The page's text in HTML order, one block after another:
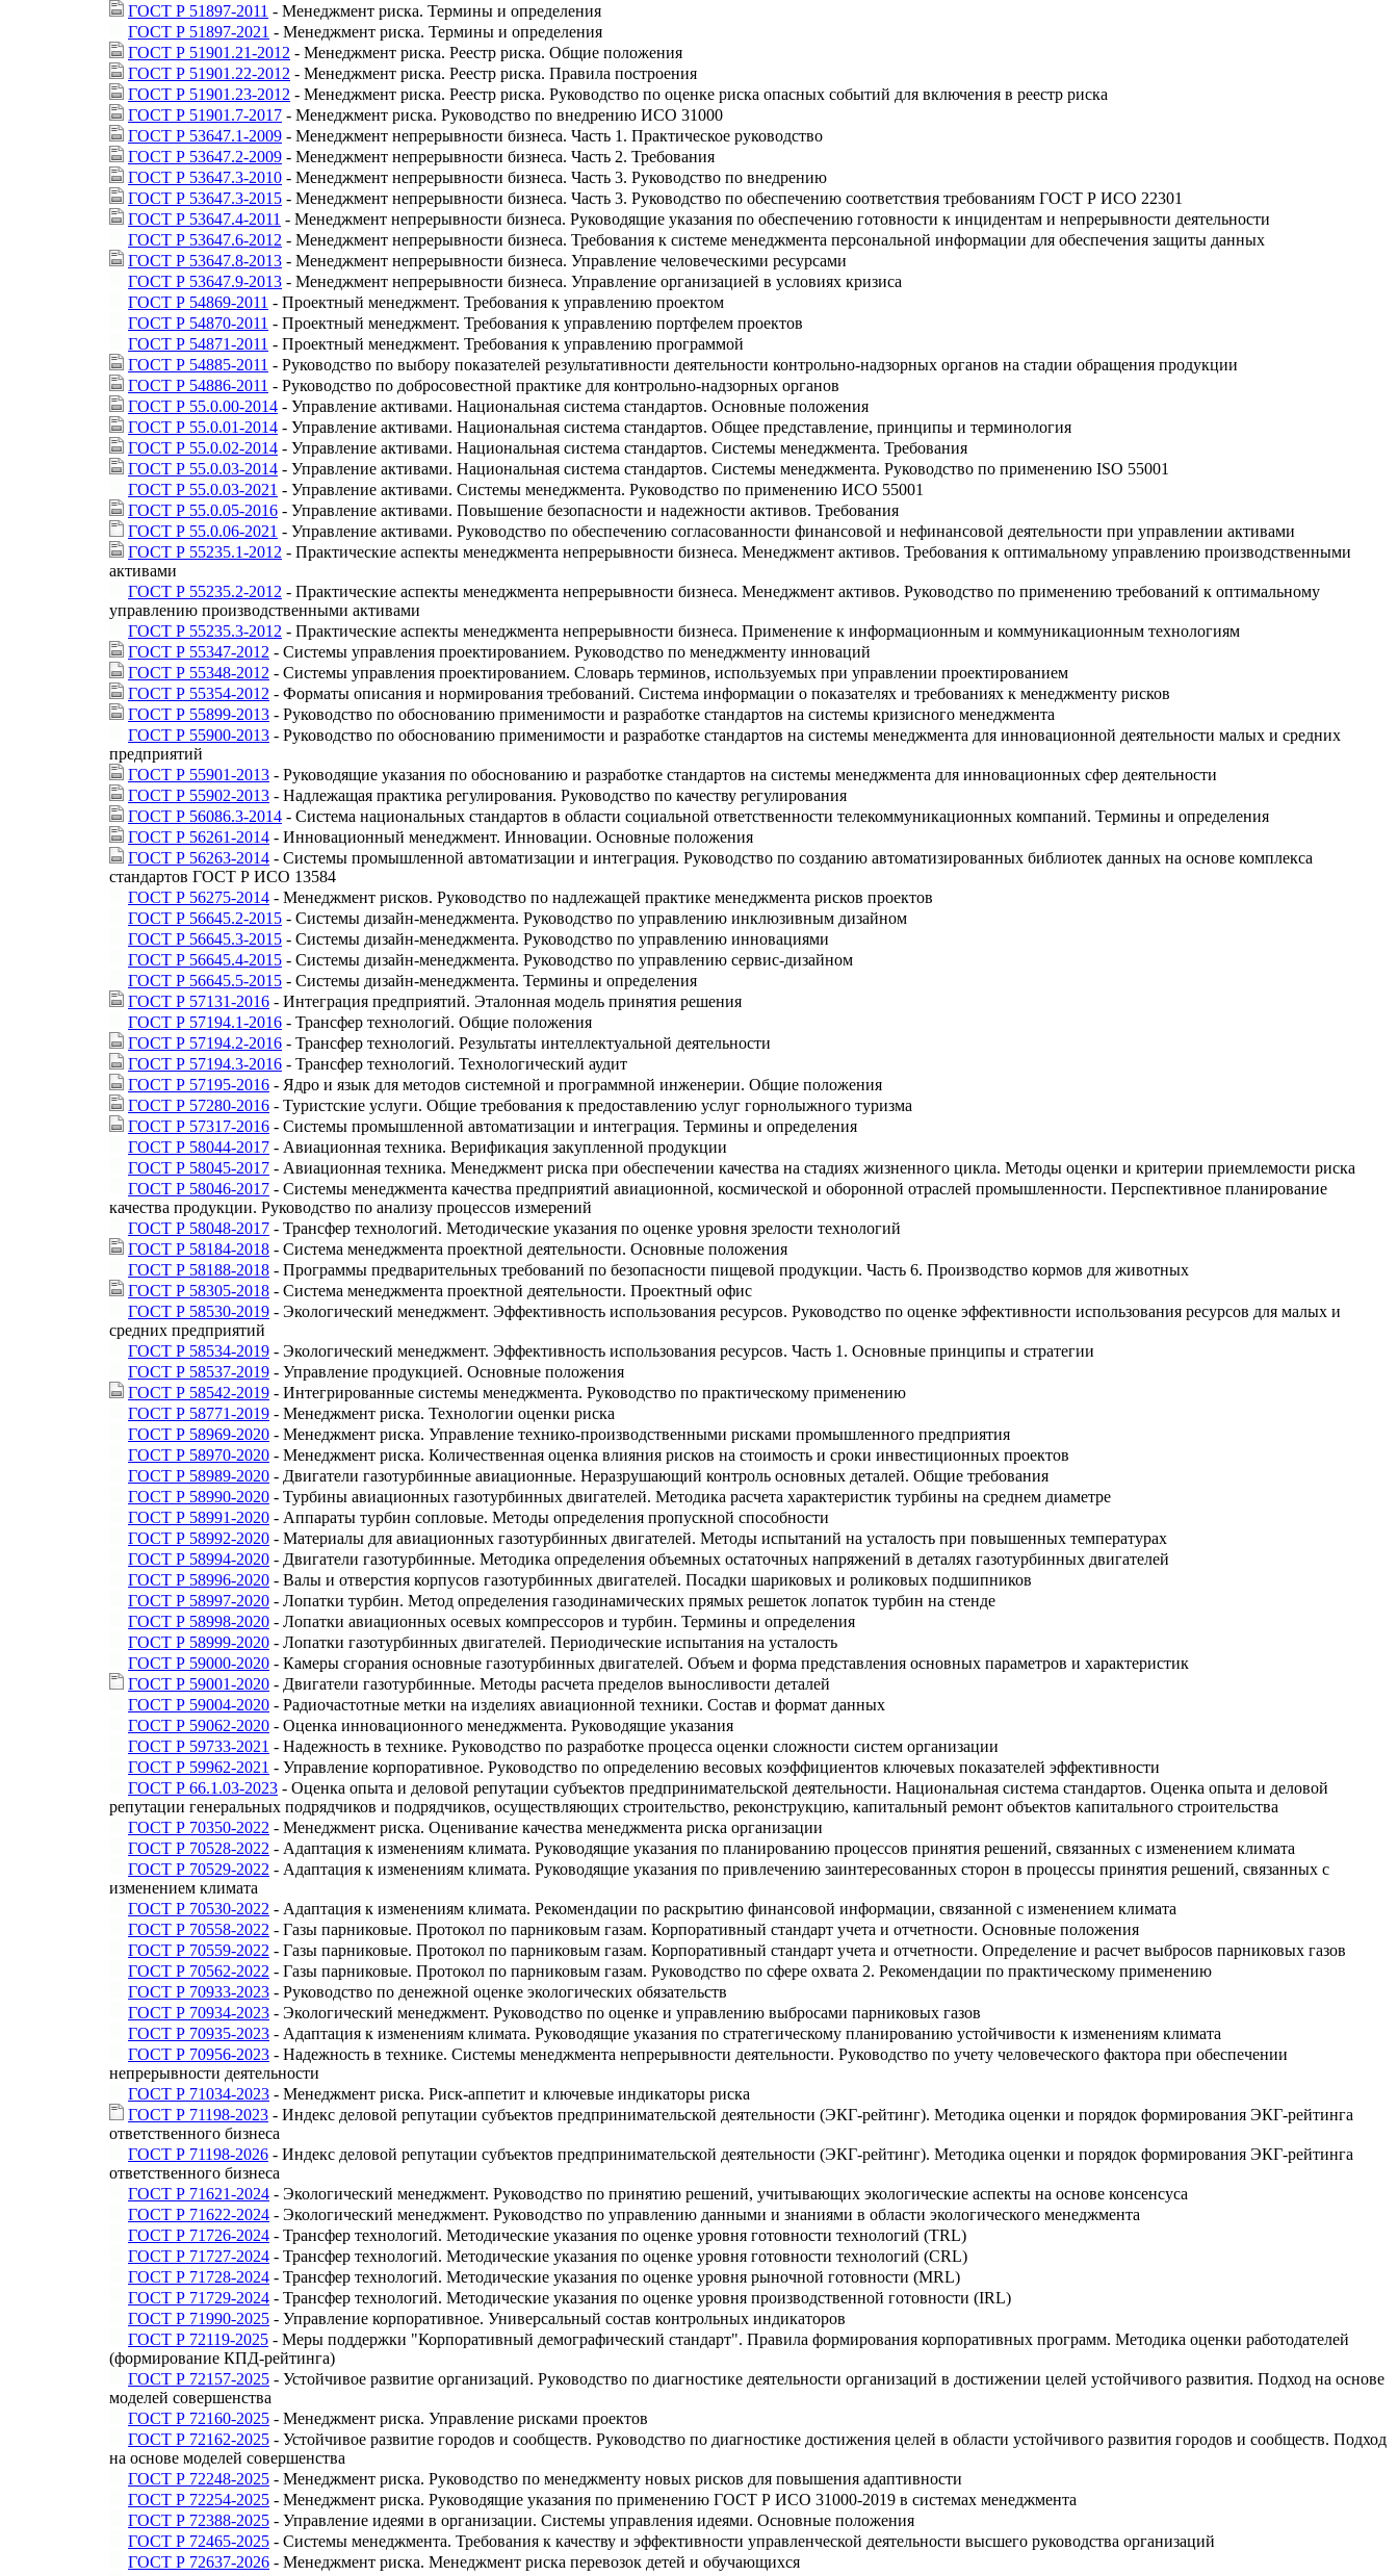
ГОСТ Р 51897-2011 - Менеджмент риска. Термины и определения
ГОСТ Р 51897-2021 - Менеджмент риска. Термины и определения
ГОСТ Р 51901.21-2012 - Менеджмент риска. Реестр риска. Общие положения
ГОСТ Р 51901.22-2012 - Менеджмент риска. Реестр риска. Правила построения
ГОСТ Р 51901.23-2012 - Менеджмент риска. Реестр риска. Руководство по оценке риска опасных событий для включения в реестр риска
ГОСТ Р 51901.7-2017 - Менеджмент риска. Руководство по внедрению ИСО 31000
ГОСТ Р 53647.1-2009 - Менеджмент непрерывности бизнеса. Часть 1. Практическое руководство
ГОСТ Р 53647.2-2009 - Менеджмент непрерывности бизнеса. Часть 2. Требования
ГОСТ Р 53647.3-2010 - Менеджмент непрерывности бизнеса. Часть 3. Руководство по внедрению
ГОСТ Р 53647.3-2015 - Менеджмент непрерывности бизнеса. Часть 3. Руководство по обеспечению соответствия требованиям ГОСТ Р ИСО 22301
ГОСТ Р 53647.4-2011 - Менеджмент непрерывности бизнеса. Руководящие указания по обеспечению готовности к инцидентам и непрерывности деятельности
ГОСТ Р 53647.6-2012 - Менеджмент непрерывности бизнеса. Требования к системе менеджмента персональной информации для обеспечения защиты данных
ГОСТ Р 53647.8-2013 - Менеджмент непрерывности бизнеса. Управление человеческими ресурсами
ГОСТ Р 53647.9-2013 - Менеджмент непрерывности бизнеса. Управление организацией в условиях кризиса
ГОСТ Р 54869-2011 - Проектный менеджмент. Требования к управлению проектом
ГОСТ Р 54870-2011 - Проектный менеджмент. Требования к управлению портфелем проектов
ГОСТ Р 54871-2011 - Проектный менеджмент. Требования к управлению программой
ГОСТ Р 54885-2011 - Руководство по выбору показателей результативности деятельности контрольно-надзорных органов на стадии обращения продукции
ГОСТ Р 54886-2011 - Руководство по добросовестной практике для контрольно-надзорных органов
ГОСТ Р 55.0.00-2014 - Управление активами. Национальная система стандартов. Основные положения
ГОСТ Р 55.0.01-2014 - Управление активами. Национальная система стандартов. Общее представление, принципы и терминология
ГОСТ Р 55.0.02-2014 - Управление активами. Национальная система стандартов. Системы менеджмента. Требования
ГОСТ Р 55.0.03-2014 - Управление активами. Национальная система стандартов. Системы менеджмента. Руководство по применению ISO 55001
ГОСТ Р 55.0.03-2021 - Управление активами. Системы менеджмента. Руководство по применению ИСО 55001
ГОСТ Р 55.0.05-2016 - Управление активами. Повышение безопасности и надежности активов. Требования
ГОСТ Р 55.0.06-2021 - Управление активами. Руководство по обеспечению согласованности финансовой и нефинансовой деятельности при управлении активами
ГОСТ Р 55235.1-2012 - Практические аспекты менеджмента непрерывности бизнеса. Менеджмент активов. Требования к оптимальному управлению производственными
активами
ГОСТ Р 55235.2-2012 - Практические аспекты менеджмента непрерывности бизнеса. Менеджмент активов. Руководство по применению требований к оптимальному
управлению производственными активами
ГОСТ Р 55235.3-2012 - Практические аспекты менеджмента непрерывности бизнеса. Применение к информационным и коммуникационным технологиям
ГОСТ Р 55347-2012 - Системы управления проектированием. Руководство по менеджменту инноваций
ГОСТ Р 55348-2012 - Системы управления проектированием. Словарь терминов, используемых при управлении проектированием
ГОСТ Р 55354-2012 - Форматы описания и нормирования требований. Система информации о показателях и требованиях к менеджменту рисков
ГОСТ Р 55899-2013 - Руководство по обоснованию применимости и разработке стандартов на системы кризисного менеджмента
ГОСТ Р 55900-2013 - Руководство по обоснованию применимости и разработке стандартов на системы менеджмента для инновационной деятельности малых и средних
предприятий
ГОСТ Р 55901-2013 - Руководящие указания по обоснованию и разработке стандартов на системы менеджмента для инновационных сфер деятельности
ГОСТ Р 55902-2013 - Надлежащая практика регулирования. Руководство по качеству регулирования
ГОСТ Р 56086.3-2014 - Система национальных стандартов в области социальной ответственности телекоммуникационных компаний. Термины и определения
ГОСТ Р 56261-2014 - Инновационный менеджмент. Инновации. Основные положения
ГОСТ Р 56263-2014 - Системы промышленной автоматизации и интеграция. Руководство по созданию автоматизированных библиотек данных на основе комплекса
стандартов ГОСТ Р ИСО 13584
ГОСТ Р 56275-2014 - Менеджмент рисков. Руководство по надлежащей практике менеджмента рисков проектов
ГОСТ Р 56645.2-2015 - Системы дизайн-менеджмента. Руководство по управлению инклюзивным дизайном
ГОСТ Р 56645.3-2015 - Системы дизайн-менеджмента. Руководство по управлению инновациями
ГОСТ Р 56645.4-2015 - Системы дизайн-менеджмента. Руководство по управлению сервис-дизайном
ГОСТ Р 56645.5-2015 - Системы дизайн-менеджмента. Термины и определения
ГОСТ Р 57131-2016 - Интеграция предприятий. Эталонная модель принятия решения
ГОСТ Р 57194.1-2016 - Трансфер технологий. Общие положения
ГОСТ Р 57194.2-2016 - Трансфер технологий. Результаты интеллектуальной деятельности
ГОСТ Р 57194.3-2016 - Трансфер технологий. Технологический аудит
ГОСТ Р 57195-2016 - Ядро и язык для методов системной и программной инженерии. Общие положения
ГОСТ Р 57280-2016 - Туристские услуги. Общие требования к предоставлению услуг горнолыжного туризма
ГОСТ Р 57317-2016 - Системы промышленной автоматизации и интеграция. Термины и определения
ГОСТ Р 58044-2017 - Авиационная техника. Верификация закупленной продукции
ГОСТ Р 58045-2017 - Авиационная техника. Менеджмент риска при обеспечении качества на стадиях жизненного цикла. Методы оценки и критерии приемлемости риска
ГОСТ Р 58046-2017 - Системы менеджмента качества предприятий авиационной, космической и оборонной отраслей промышленности. Перспективное планирование
качества продукции. Руководство по анализу процессов измерений
ГОСТ Р 58048-2017 - Трансфер технологий. Методические указания по оценке уровня зрелости технологий
ГОСТ Р 58184-2018 - Система менеджмента проектной деятельности. Основные положения
ГОСТ Р 58188-2018 - Программы предварительных требований по безопасности пищевой продукции. Часть 6. Производство кормов для животных
ГОСТ Р 58305-2018 - Система менеджмента проектной деятельности. Проектный офис
ГОСТ Р 58530-2019 - Экологический менеджмент. Эффективность использования ресурсов. Руководство по оценке эффективности использования ресурсов для малых и
средних предприятий
ГОСТ Р 58534-2019 - Экологический менеджмент. Эффективность использования ресурсов. Часть 1. Основные принципы и стратегии
ГОСТ Р 58537-2019 - Управление продукцией. Основные положения
ГОСТ Р 58542-2019 - Интегрированные системы менеджмента. Руководство по практическому применению
ГОСТ Р 58771-2019 - Менеджмент риска. Технологии оценки риска
ГОСТ Р 58969-2020 - Менеджмент риска. Управление технико-производственными рисками промышленного предприятия
ГОСТ Р 58970-2020 - Менеджмент риска. Количественная оценка влияния рисков на стоимость и сроки инвестиционных проектов
ГОСТ Р 58989-2020 - Двигатели газотурбинные авиационные. Неразрушающий контроль основных деталей. Общие требования
ГОСТ Р 58990-2020 - Турбины авиационных газотурбинных двигателей. Методика расчета характеристик турбины на среднем диаметре
ГОСТ Р 58991-2020 - Аппараты турбин сопловые. Методы определения пропускной способности
ГОСТ Р 58992-2020 - Материалы для авиационных газотурбинных двигателей. Методы испытаний на усталость при повышенных температурах
ГОСТ Р 58994-2020 - Двигатели газотурбинные. Методика определения объемных остаточных напряжений в деталях газотурбинных двигателей
ГОСТ Р 58996-2020 - Валы и отверстия корпусов газотурбинных двигателей. Посадки шариковых и роликовых подшипников
ГОСТ Р 58997-2020 - Лопатки турбин. Метод определения газодинамических прямых решеток лопаток турбин на стенде
ГОСТ Р 58998-2020 - Лопатки авиационных осевых компрессоров и турбин. Термины и определения
ГОСТ Р 58999-2020 - Лопатки газотурбинных двигателей. Периодические испытания на усталость
ГОСТ Р 59000-2020 - Камеры сгорания основные газотурбинных двигателей. Объем и форма представления основных параметров и характеристик
ГОСТ Р 59001-2020 - Двигатели газотурбинные. Методы расчета пределов выносливости деталей
ГОСТ Р 59004-2020 - Радиочастотные метки на изделиях авиационной техники. Состав и формат данных
ГОСТ Р 59062-2020 - Оценка инновационного менеджмента. Руководящие указания
ГОСТ Р 59733-2021 - Надежность в технике. Руководство по разработке процесса оценки сложности систем организации
ГОСТ Р 59962-2021 - Управление корпоративное. Руководство по определению весовых коэффициентов ключевых показателей эффективности
ГОСТ Р 66.1.03-2023 - Оценка опыта и деловой репутации субъектов предпринимательской деятельности. Национальная система стандартов. Оценка опыта и деловой
репутации генеральных подрядчиков и подрядчиков, осуществляющих строительство, реконструкцию, капитальный ремонт объектов капитального строительства
ГОСТ Р 70350-2022 - Менеджмент риска. Оценивание качества менеджмента риска организации
ГОСТ Р 70528-2022 - Адаптация к изменениям климата. Руководящие указания по планированию процессов принятия решений, связанных с изменением климата
ГОСТ Р 70529-2022 - Адаптация к изменениям климата. Руководящие указания по привлечению заинтересованных сторон в процессы принятия решений, связанных с
изменением климата
ГОСТ Р 70530-2022 - Адаптация к изменениям климата. Рекомендации по раскрытию финансовой информации, связанной с изменением климата
ГОСТ Р 70558-2022 - Газы парниковые. Протокол по парниковым газам. Корпоративный стандарт учета и отчетности. Основные положения
ГОСТ Р 70559-2022 - Газы парниковые. Протокол по парниковым газам. Корпоративный стандарт учета и отчетности. Определение и расчет выбросов парниковых газов
ГОСТ Р 70562-2022 - Газы парниковые. Протокол по парниковым газам. Руководство по сфере охвата 2. Рекомендации по практическому применению
ГОСТ Р 70933-2023 - Руководство по денежной оценке экологических обязательств
ГОСТ Р 70934-2023 - Экологический менеджмент. Руководство по оценке и управлению выбросами парниковых газов
ГОСТ Р 70935-2023 - Адаптация к изменениям климата. Руководящие указания по стратегическому планированию устойчивости к изменениям климата
ГОСТ Р 70956-2023 - Надежность в технике. Системы менеджмента непрерывности деятельности. Руководство по учету человеческого фактора при обеспечении
непрерывности деятельности
ГОСТ Р 71034-2023 - Менеджмент риска. Риск-аппетит и ключевые индикаторы риска
ГОСТ Р 71198-2023 - Индекс деловой репутации субъектов предпринимательской деятельности (ЭКГ-рейтинг). Методика оценки и порядок формирования ЭКГ-рейтинга
ответственного бизнеса
ГОСТ Р 71198-2026 - Индекс деловой репутации субъектов предпринимательской деятельности (ЭКГ-рейтинг). Методика оценки и порядок формирования ЭКГ-рейтинга
ответственного бизнеса
ГОСТ Р 71621-2024 - Экологический менеджмент. Руководство по принятию решений, учитывающих экологические аспекты на основе консенсуса
ГОСТ Р 71622-2024 - Экологический менеджмент. Руководство по управлению данными и знаниями в области экологического менеджмента
ГОСТ Р 71726-2024 - Трансфер технологий. Методические указания по оценке уровня готовности технологий (TRL)
ГОСТ Р 71727-2024 - Трансфер технологий. Методические указания по оценке уровня готовности технологий (CRL)
ГОСТ Р 71728-2024 - Трансфер технологий. Методические указания по оценке уровня рыночной готовности (MRL)
ГОСТ Р 71729-2024 - Трансфер технологий. Методические указания по оценке уровня производственной готовности (IRL)
ГОСТ Р 71990-2025 - Управление корпоративное. Универсальный состав контрольных индикаторов
ГОСТ Р 72119-2025 - Меры поддержки "Корпоративный демографический стандарт". Правила формирования корпоративных программ. Методика оценки работодателей
(формирование КПД-рейтинга)
ГОСТ Р 72157-2025 - Устойчивое развитие организаций. Руководство по диагностике деятельности организаций в достижении целей устойчивого развития. Подход на основе
моделей совершенства
ГОСТ Р 72160-2025 - Менеджмент риска. Управление рисками проектов
ГОСТ Р 72162-2025 - Устойчивое развитие городов и сообществ. Руководство по диагностике достижения целей в области устойчивого развития городов и сообществ. Подход
на основе моделей совершенства
ГОСТ Р 72248-2025 - Менеджмент риска. Руководство по менеджменту новых рисков для повышения адаптивности
ГОСТ Р 72254-2025 - Менеджмент риска. Руководящие указания по применению ГОСТ Р ИСО 31000-2019 в системах менеджмента
ГОСТ Р 72388-2025 - Управление идеями в организации. Системы управления идеями. Основные положения
ГОСТ Р 72465-2025 - Системы менеджмента. Требования к качеству и эффективности управленческой деятельности высшего руководства организаций
ГОСТ Р 72637-2026 - Менеджмент риска. Менеджмент риска перевозок детей и обучающихся